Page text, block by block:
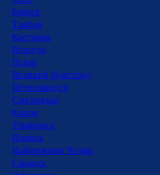
Брянск
Тамбов
Кострома
Вологда
Псков
Великий Новгород
Петрозаводск
Сыктывкар
Киров
Ульяновск
Ижевск
Набережные Челны
Саранск